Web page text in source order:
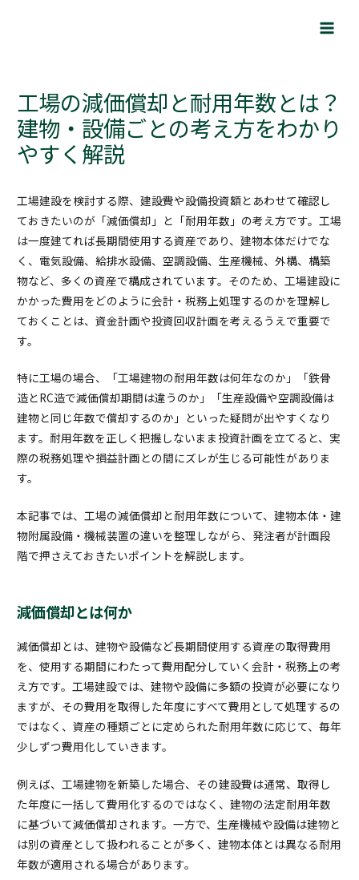
工場の減価償却と耐用年数とは？
建物・設備ごとの考え方をわかり
やすく解説
工場建設を検討する際、建設費や設備投資額とあわせて確認し
ておきたいのが「減価償却」と「耐用年数」の考え方です。工場
は一度建てれば長期間使用する資産であり、建物本体だけでな
く、電気設備、給排水設備、空調設備、生産機械、外構、構築
物など、多くの資産で構成されています。そのため、工場建設に
かかった費用をどのように会計・税務上処理するのかを理解し
ておくことは、資金計画や投資回収計画を考えるうえで重要で
す。
特に工場の場合、「工場建物の耐用年数は何年なのか」「鉄骨
造とRC造で減価償却期間は違うのか」「生産設備や空調設備は
建物と同じ年数で償却するのか」といった疑問が出やすくなり
ます。耐用年数を正しく把握しないまま投資計画を立てると、実
際の税務処理や損益計画との間にズレが生じる可能性がありま
す。
本記事では、工場の減価償却と耐用年数について、建物本体・建
物附属設備・機械装置の違いを整理しながら、発注者が計画段
階で押さえておきたいポイントを解説します。
減価償却とは何か
減価償却とは、建物や設備など長期間使用する資産の取得費用
を、使用する期間にわたって費用配分していく会計・税務上の考
え方です。工場建設では、建物や設備に多額の投資が必要になり
ますが、その費用を取得した年度にすべて費用として処理するの
ではなく、資産の種類ごとに定められた耐用年数に応じて、毎年
少しずつ費用化していきます。
例えば、工場建物を新築した場合、その建設費は通常、取得し
た年度に一括して費用化するのではなく、建物の法定耐用年数
に基づいて減価償却されます。一方で、生産機械や設備は建物と
は別の資産として扱われることが多く、建物本体とは異なる耐用
年数が適用される場合があります。